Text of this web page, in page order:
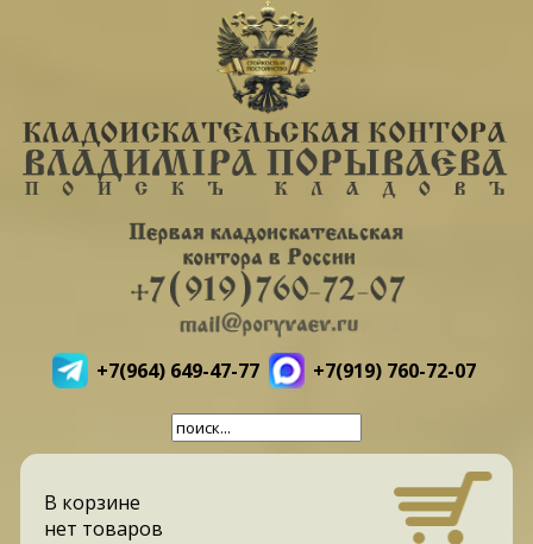
+7(964) 649-47-77 +7(919) 760-72-07
В корзине
нет товаров